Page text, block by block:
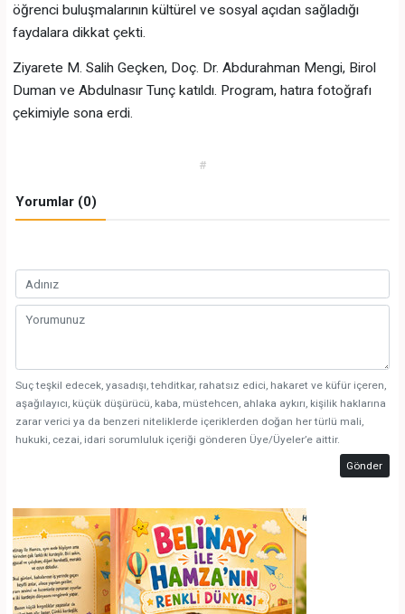
öğrenci buluşmalarının kültürel ve sosyal açıdan sağladığı
faydalara dikkat çekti.
Ziyarete M. Salih Geçken, Doç. Dr. Abdurahman Mengi, Birol
Duman ve Abdulnasır Tunç katıldı. Program, hatıra fotoğrafı
çekimiyle sona erdi.
#
Yorumlar (0)
Suç teşkil edecek, yasadışı, tehditkar, rahatsız edici, hakaret ve küfür içeren,
aşağılayıcı, küçük düşürücü, kaba, müstehcen, ahlaka aykırı, kişilik haklarına
zarar verici ya da benzeri niteliklerde içeriklerden doğan her türlü mali,
hukuki, cezai, idari sorumluluk içeriği gönderen Üye/Üyeler’e aittir.
Gönder